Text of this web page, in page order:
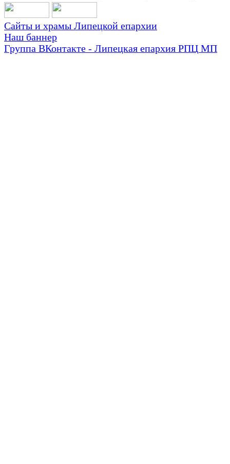
Сайты и храмы Липецкой епархии
Наш баннер
Группа ВКонтакте - Липецкая епархия РПЦ МП